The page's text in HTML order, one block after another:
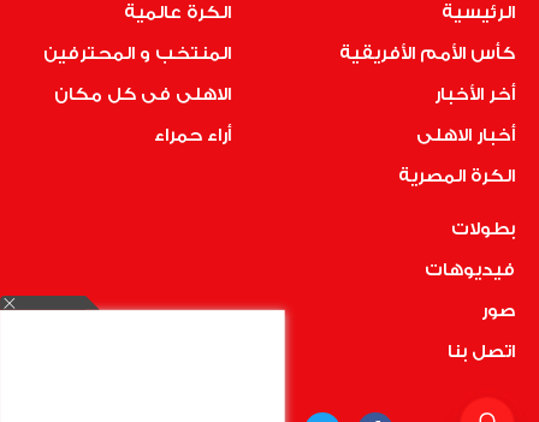
الرئيسية
كأس الأمم الأفريقية
أخر الأخبار
أخبار الاهلى
الكرة المصرية
الكرة عالمية
المنتخب و المحترفين
الاهلى فى كل مكان
أراء حمراء
بطولات
فيديوهات
صور
اتصل بنا